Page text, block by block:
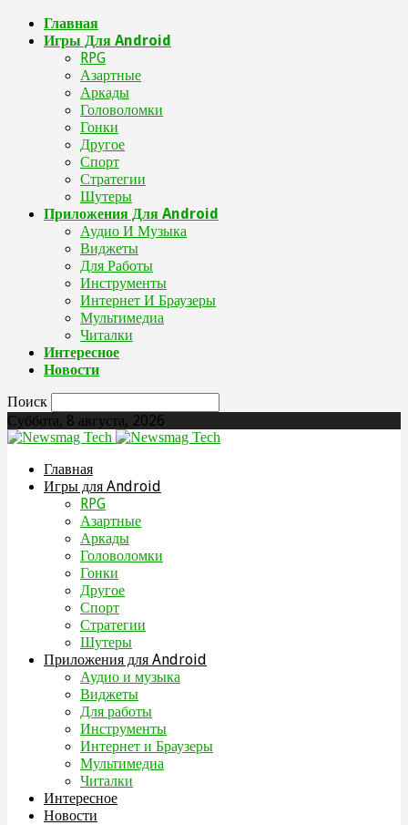
Главная
Игры Для Android
RPG
Азартные
Аркады
Головоломки
Гонки
Другое
Спорт
Стратегии
Шутеры
Приложения Для Android
Аудио И Музыка
Виджеты
Для Работы
Инструменты
Интернет И Браузеры
Мультимедиа
Читалки
Интересное
Новости
Поиск
Суббота, 8 августа, 2026
Главная
Игры для Android
RPG
Азартные
Аркады
Головоломки
Гонки
Другое
Спорт
Стратегии
Шутеры
Приложения для Android
Аудио и музыка
Виджеты
Для работы
Инструменты
Интернет и Браузеры
Мультимедиа
Читалки
Интересное
Новости